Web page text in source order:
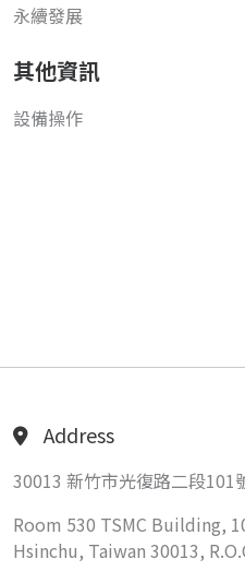
永續發展
其他資訊
設備操作
Address
30013 新竹市光復路二段101
Room 530 TSMC Building,
Hsinchu, Taiwan 30013,